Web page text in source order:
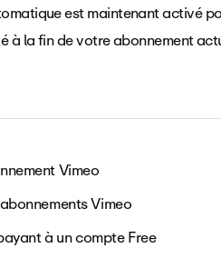
est maintenant activé
à la fin de votre abonnement
Vimeo
Vimeo
à un compte Free